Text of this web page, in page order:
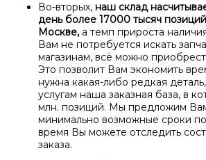
Во-вторых, наш склад
день более 17000 тысяч
Москве, а темп прироста
Вам не потребуется искать
магазинам, всё можно
Это позволит Вам экономить
нужна какая-либо редкая
услугам наша заказная база, в
млн. позиций. Мы предложим
минимально возможные сроки
время Вы можете отследить
заказа.